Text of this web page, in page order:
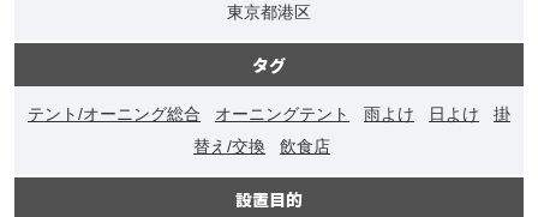
東京都港区
タグ
テント/オーニング総合 オーニングテント 雨よけ 日よけ
掛
替え/交換
飲食店
設置目的